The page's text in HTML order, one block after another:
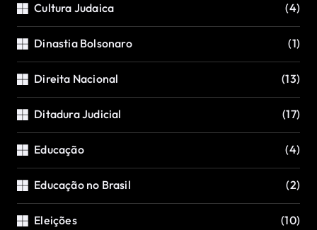
Cultura Judaica (4)
Dinastia Bolsonaro (1)
Direita Nacional (13)
Ditadura Judicial (17)
Educação (4)
Educação no Brasil (2)
Eleições (10)